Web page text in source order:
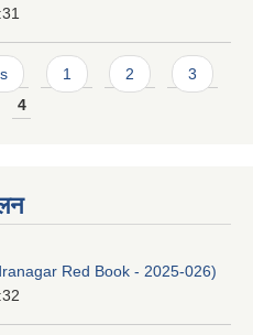
1 2
3
4
Red Book - 2025-026)